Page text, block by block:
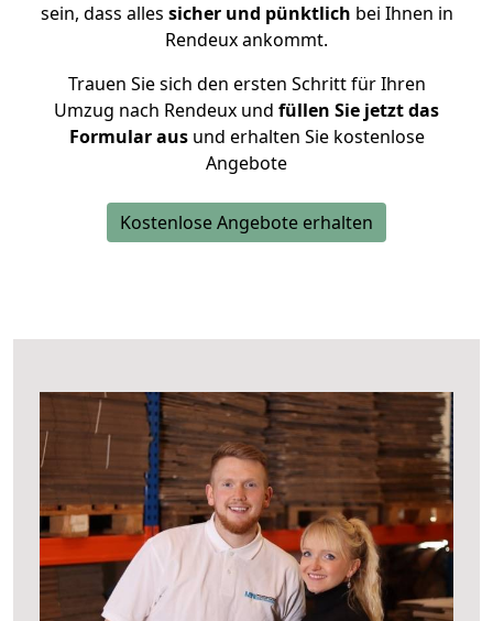
sein, dass alles sicher und pünktlich bei Ihnen in
Rendeux ankommt.
Trauen Sie sich den ersten Schritt für Ihren
Umzug nach Rendeux und füllen Sie jetzt das
Formular ausund erhalten Sie kostenlose
Angebote
Kostenlose Angebote erhalten